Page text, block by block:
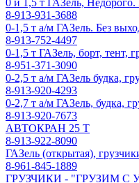
0 и 1,5 т ГАЗель,
8-913-931-3688
0-1,5 т а/м ГАЗель. Без
8-913-752-4497
0-1,5 т ГАЗель, борт, тент,
8-951-371-3090
0-2,5 т а/м ГАЗель будка,
8-913-920-4293
0-2,7 т а/м ГАЗель, будка,
8-913-920-7673
АВТОКРАН 25 Т
8-913-922-8090
ГАЗель (открытая),
8-961-845-1889
ГРУЗЧИКИ - "ГРУЗИМ